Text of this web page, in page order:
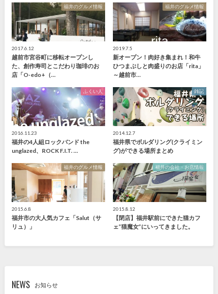
福井のグルメ情報
2017.6.12
越前市宮谷町に移転オープンし
た、創作寿司とこだわり珈琲のお
店「O-edo+（…
福井のグルメ情報
2019.7.5
新オープン！肉好き集まれ！和牛
ひつまぶしと肉盛りのお店「rita」
～越前市…
ふくい人
2016.11.23
福井の4人組ロックバンド the
unglazed、ROCK F.I.T. …
雑記
2014.12.7
福井県でボルダリング(クライミン
グ)ができる場所まとめ
福井のグルメ情報
2015.6.8
福井市の大人気カフェ「Salut（サ
リュ）」
福井の会社・お店情報
2015.8.12
【閉店】福井駅前にできた猫カフ
ェ”猫魔女”にいってきました。
NEWS お知らせ